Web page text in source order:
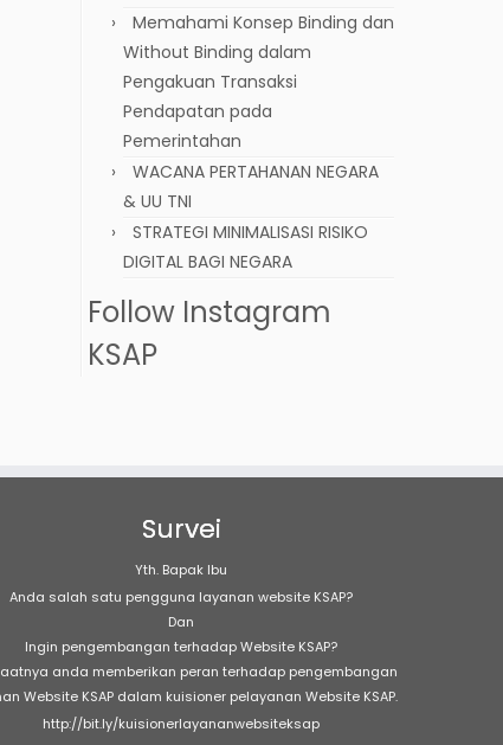
Memahami Konsep Binding dan
Without Binding dalam
Pengakuan Transaksi
Pendapatan pada
Pemerintahan
WACANA PERTAHANAN NEGARA
& UU TNI
STRATEGI MINIMALISASI RISIKO
DIGITAL BAGI NEGARA
Follow Instagram
KSAP
Survei
Yth. Bapak Ibu
Anda salah satu pengguna layanan website KSAP?
Dan
Ingin pengembangan terhadap Website KSAP?
anda memberikan peran terhadap pengembangan
Website KSAP dalam kuisioner pelayanan Website KSAP.
http://bit.ly/kuisionerlayananwebsiteksap